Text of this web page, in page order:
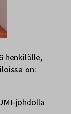
henkilölle,
on:
johdolla